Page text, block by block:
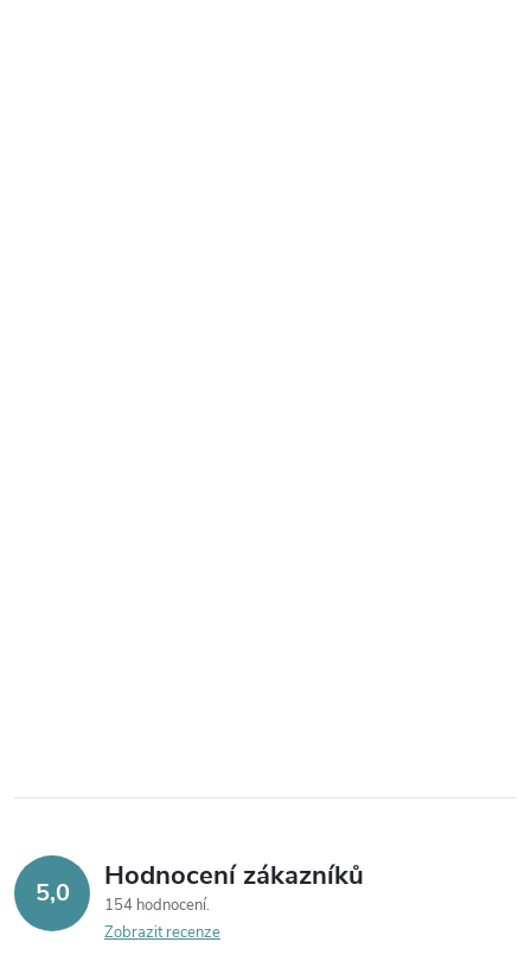
5,0 Hodnocení zákazníků
154 hodnocení
Zobrazit recenze